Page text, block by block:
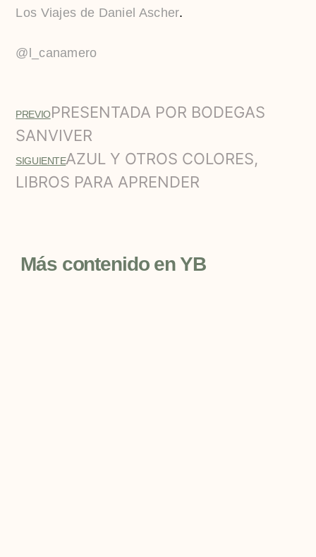
Los Viajes de Daniel Ascher.
@l_canamero
PREVIOPRESENTADA POR BODEGAS
SANVIVER
SIGUIENTEAZUL Y OTROS COLORES,
LIBROS PARA APRENDER
Más contenido en YB